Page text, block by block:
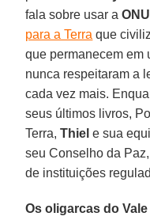
fala sobre usar aONU
para a Terra que
que permanecem em
nunca respeitaram a
cada vez mais.
seus últimos livros,
Terra,Thiel e sua
seu Conselho da
de instituições
Os oligarcas do